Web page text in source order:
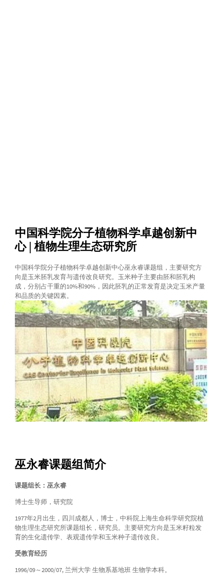
中国科学院分子植物科学卓越创新中
心 | 植物生理生态研究所
中国科学院分子植物科学卓越创新中心巫永睿课题组，主要研究方
向是玉米胚乳发育与遗传改良研究。玉米种子主要由胚和胚乳构
成，分别占干重的10%和90%，因此胚乳的正常发育是决定玉米产量
和品质的关键因素。
巫永睿课题组简介
课题组长：巫永睿
博士生导师，研究院
1977年2月出生，四川成都人，博士，中科院上海生命科学研究院植
物生理生态研究所课题组长，研究员。主要研究方向是玉米籽粒发
育的生化遗传学、表观遗传学和玉米种子遗传改良。
受教育经历
1996/09～2000/07, 兰州大学 生物系基地班 生物学本科。